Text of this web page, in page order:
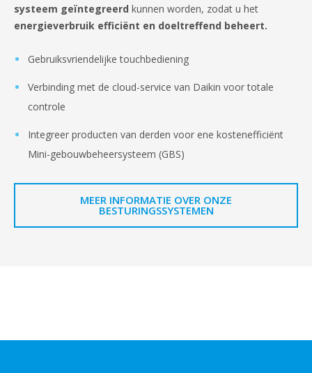
systeem geïntegreerd kunnen worden, zodat u het
energieverbruik efficiënt en doeltreffend beheert.
Gebruiksvriendelijke touchbediening
Verbinding met de cloud-service van Daikin voor totale
controle
Integreer producten van derden voor ene kostenefficiënt
Mini-gebouwbeheersysteem (GBS)
MEER INFORMATIE OVER ONZE
BESTURINGSSYSTEMEN